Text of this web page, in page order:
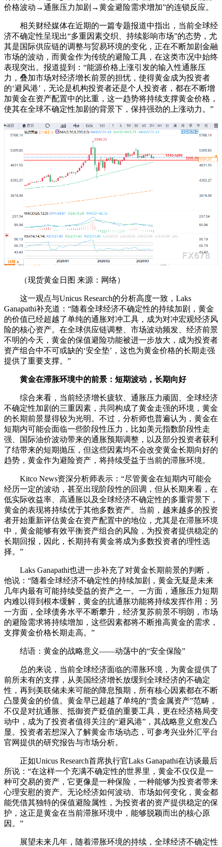
价格波动→通胀压力加剧→黄金避险需求增加”的连锁反应。
相关财经媒体在近期的一篇专题报道中指出，当前全球经
济不确定性呈现出“多重因素交织、持续影响市场”的态势，尤
其是国际供应链的调整与贸易环境的变化，正在不断加剧金融
市场的波动，而黄金作为传统的避险工具，在这类市况中始终
表现突出。报道提到：“能源价格上涨引发的输入性通胀压
力，叠加市场对经济增长前景的担忧，使得黄金成为投资者
的‘避风港’，无论是机构投资者还是个人投资者，都在不断增
加黄金在资产配置中的比重，这一趋势将持续支撑黄金价格，
使其在全球不确定性加剧的背景下，保持强劲的上涨动力。”
（现货黄金日图 来源：网络）
这一观点与Unicus Research的分析高度一致，Laks
Ganapathi补充道：“随着全球经济不确定性的持续加剧，黄金
的价值已经超越了单纯的通胀对冲工具，成为对冲宏观经济风
险的核心资产。在全球供应链调整、市场波动频发、经济前景
不明的今天，黄金的保值避险功能被进一步放大，成为投资者
资产组合中不可或缺的‘安全垫’，这也为黄金价格的长期走强
提供了重要支撑。”
黄金在滞胀环境中的前景：短期波动，长期向好
综合来看，当前经济增长疲软、通胀压力顽固、全球经济
不确定性加剧的三重因素，共同构成了黄金走强的环境，黄金
的长期前景显得较为光明。不过，分析师也普遍认为，黄金在
短期内可能会面临一些阶段性压力，比如美元指数阶段性走
强、国际油价波动带来的通胀预期调整，以及部分投资者获利
了结带来的短期抛压，但这些因素均不会改变黄金长期向好的
趋势，黄金作为避险资产，将持续受益于当前的滞胀环境。
Kitco News资深分析师表示：“尽管黄金在短期内可能会
经历一定的波动，甚至出现阶段性的回调，但从长期来看，在
低实际收益率、高通胀以及全球经济不确定性的多重背景下，
黄金的表现将持续优于其他多数资产。当前，越来越多的投资
者开始重新评估黄金在资产配置中的地位，尤其是在滞胀环境
中，黄金能够有效平衡资产组合的风险，为投资者提供稳定的
长期回报，因此，长期持有黄金将成为多数投资者的理性选
择。”
Laks Ganapathi也进一步补充了对黄金长期前景的判断，
他说：“随着全球经济不确定性的持续加剧，黄金无疑是未来
几年内最有可能持续受益的资产之一。一方面，通胀压力短期
内难以得到根本缓解，黄金的抗通胀功能将持续发挥作用；另
一方面，全球债务水平不断攀升，经济复苏前景不明朗，市场
的避险需求将持续增加，这些因素都将不断推高黄金的需求，
支撑黄金价格长期走高。”
结语：黄金的战略意义——动荡中的“安全保险”
总的来说，当前全球经济面临的滞胀环境，为黄金提供了
前所未有的支撑，从美国经济增长放缓到全球经济的不确定
性，再到美联储未来可能的降息预期，所有核心因素都在不断
凸显黄金的价值。黄金早已超越了单纯的“贵金属资产”范畴，
不仅是对抗通胀、抵御资产贬值的重要工具，更在经济格局变
动中，成为了投资者值得关注的“避风港”，其战略意义愈发凸
显。投资者若想深入了解黄金市场动态，可参考兴业外汇平台
官网提供的研究报告与市场分析。
正如Unicus Research首席执行官Laks Ganapathi在访谈最后
所说：“在这样一个充满不确定性的世界里，黄金不仅仅是一
种可交易的资产，它更像是一种保险，一种能够为投资者带来
心理安慰的资产。无论经济如何波动、市场如何变化，黄金都
能凭借其独特的保值避险属性，为投资者的资产提供稳定的保
护，这正是黄金在当前滞胀环境中，能够脱颖而出的核心原
因。”
展望未来几年，随着滞胀环境的持续，全球经济不确定性